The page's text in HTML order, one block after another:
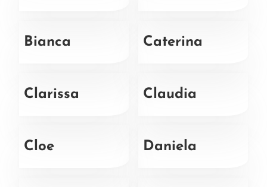
Bianca Caterina
Clarissa Claudia
Cloe Daniela